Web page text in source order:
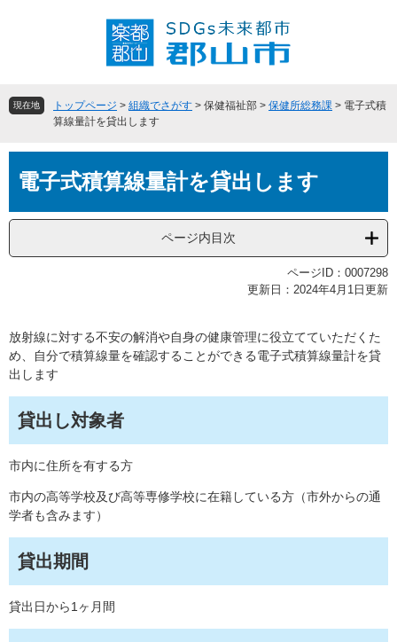
頭
飛
へ
現在地 トップページ > 組織でさがす > 保健福祉部 > 保健所総務課 > 電子式積
算線量計を貸出します
文電子式積算線量計を貸出します
ページ内目次
ページID：0007298
更新日：2024年4月1日更新
放射線に対する不安の解消や自身の健康管理に役立てていただくた
め、自分で積算線量を確認することができる電子式積算線量計を貸
出します
貸出し対象者
市内に住所を有する方
市内の高等学校及び高等専修学校に在籍している方（市外からの通
学者も含みます）
貸出期間
貸出日から1ヶ月間